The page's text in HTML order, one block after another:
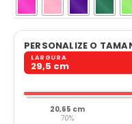
PERSONALIZE O
LARGURA
29,5 cm
20,65 cm
70%